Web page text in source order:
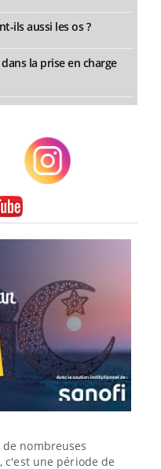
ils aussi les os ?
la prise en charge